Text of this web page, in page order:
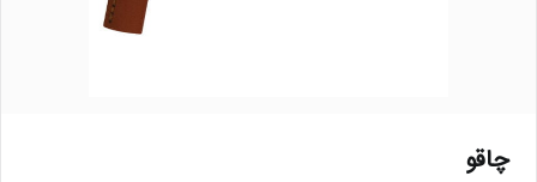
چاقو